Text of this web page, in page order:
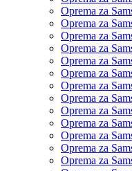
Oprema za
Oprema za
Oprema za
Oprema za
Oprema za
Oprema za
Oprema za
Oprema za
Oprema za
Oprema za
Oprema za
Oprema za
Oprema za